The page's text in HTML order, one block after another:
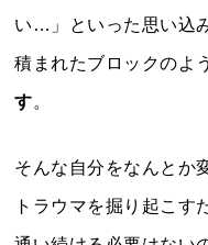
い…」といった思い込
積まれたブロックのよ
す。
そんな自分をなんとか
トラウマを掘り起こす